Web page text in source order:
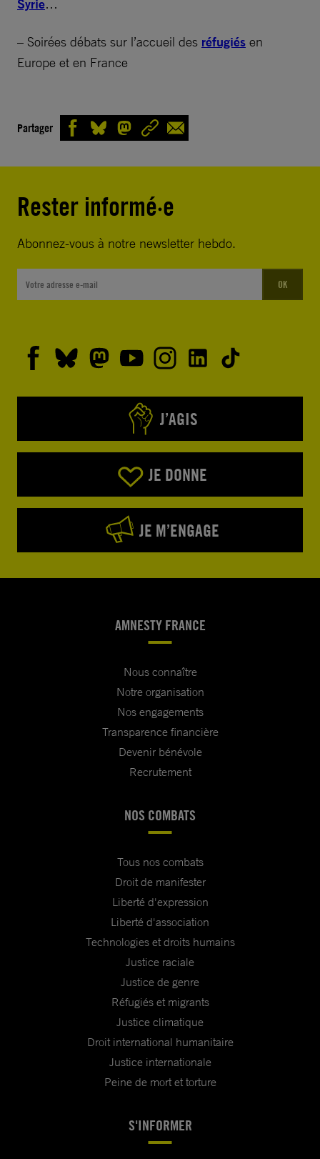
Syrie…
– Soirées débats sur l’accueil des réfugiés en
Europe et en France
Partager
Rester informé·e
Abonnez-vous à notre newsletter hebdo.
OK
J’AGIS
JE DONNE
JE M’ENGAGE
AMNESTY FRANCE
Nous connaître
Notre organisation
Nos engagements
Transparence financière
Devenir bénévole
Recrutement
NOS COMBATS
Tous nos combats
Droit de manifester
Liberté d'expression
Liberté d'association
Technologies et droits humains
Justice raciale
Justice de genre
Réfugiés et migrants
Justice climatique
Droit international humanitaire
Justice internationale
Peine de mort et torture
S'INFORMER